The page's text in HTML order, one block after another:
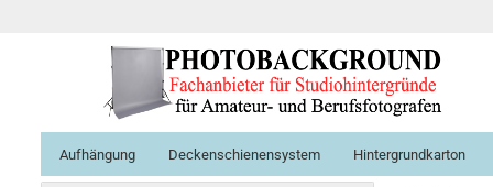
Aufhängung Deckenschienensystem Hintergrundkarton